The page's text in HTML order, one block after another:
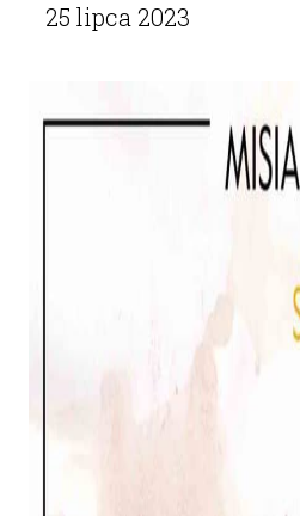
25 lipca 2023